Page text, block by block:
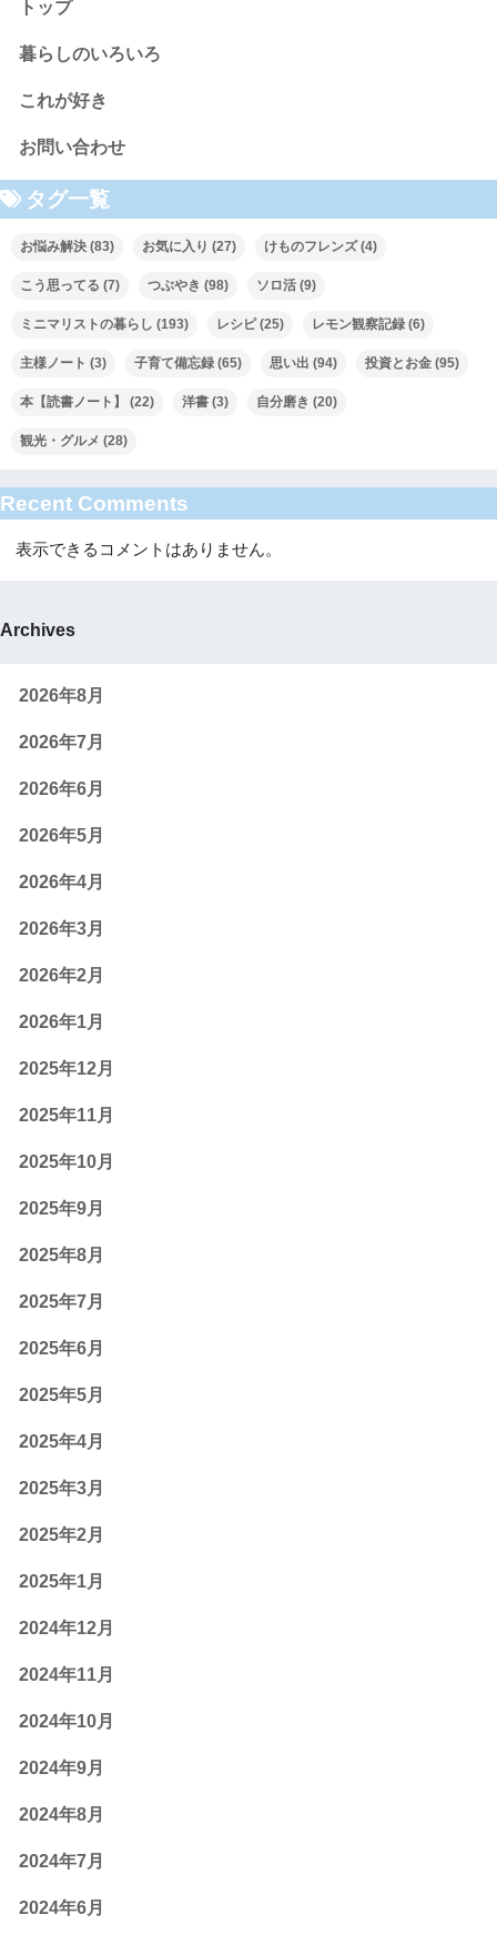
トップ
暮らしのいろいろ
これが好き
お問い合わせ
タグ一覧
お悩み解決 (83) お気に入り (27) けものフレンズ(4)
こう思ってる (7) つぶやき (98) ソロ活 (9)
ミニマリストの暮らし (193) レシピ(25) レモン観察記録 (6)
主様ノート (3) 子育て備忘録 (65) 思い出 (94) 投資とお金 (95)
本【読書ノート】 (22) 洋書 (3) 自分磨き (20)
観光・グルメ (28)
Recent Comments
表示できるコメントはありません。
Archives
2026年8月
2026年7月
2026年6月
2026年5月
2026年4月
2026年3月
2026年2月
2026年1月
2025年12月
2025年11月
2025年10月
2025年9月
2025年8月
2025年7月
2025年6月
2025年5月
2025年4月
2025年3月
2025年2月
2025年1月
2024年12月
2024年11月
2024年10月
2024年9月
2024年8月
2024年7月
2024年6月